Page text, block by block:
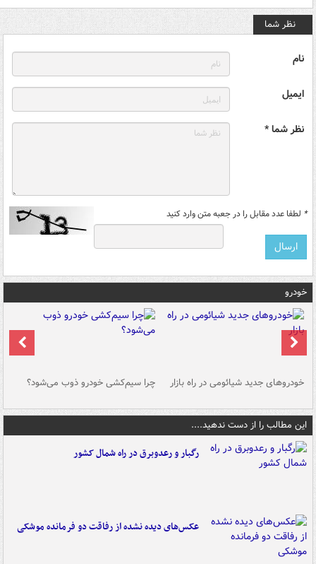
نظر شما
نام
ایمیل
نظر شما *
* لطفا عدد مقابل را در جعبه متن وارد کنید
خودرو
خودروهای جدید شیائومی در راه بازار چرا سیم‌کشی خودرو ذوب می‌شود؟
این مطالب را از دست ندهید....
رگبار و رعدوبرق در راه شمال کشور
عکس‌های دیده نشده از رفاقت دو فرمانده‌ موشکی